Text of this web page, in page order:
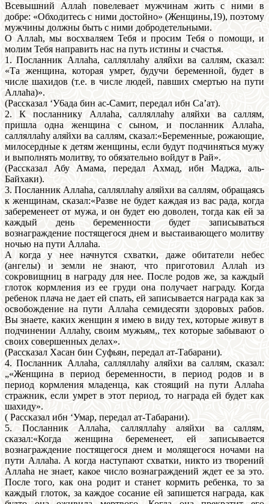
Всевышний Аллаh повелевает мужчинам жить с ними в
добре: «Обходитесь с ними достойно» (Женщины,19), поэтому
мужчины должны быть с ними добродетельными.
О Аллаh, мы восхваляем Тебя и просим Тебя о помощи, и
молим Тебя направить нас на путь истины и счастья.
1. Посланник Аллаhа, салляллаhу аляйхи ва саллям, сказал:
«Та женщина, которая умрет, будучи беременной, будет в
числе шахидов (т.е. в числе людей, павших смертью на пути
Аллаhа)».
(Рассказал ‘У6ада бин ас-Самит, передал ибн Са’ат).
2. К посланнику Аллаhа, салляллаhу аляйхи ва саллям,
пришла одна женщина с сыном, и посланник Аллаhа,
салляллаhу аляйхи ва саллям, сказал:«Беременные, рожающие,
милосердные к детям женщины, если будут подчиняться мужу
и выполнять молитву, то обязательно войдут в Рай».
(Рассказал Абу Амама, передал Ахмад, ибн Маджа, аль-
Байхаки).
3. Посланник Аллаhа, салляллаhу аляйхи ва саллям, обращаясь
к женщинам, сказал:«Разве не будет каждая из вас рада, когда
забеременеет от мужа, и он будет ею доволен, тогда как ей за
каждый день беременности будет записываться
вознаграждение постящегося днем и выстаивающего молитву
ночью на пути Аллаhа.
А когда у нее начнутся схватки, даже обитатели небес
(ангелы) и земли не знают, что приготовил Аллаh из
сокровищниц в награду для нее. После родов же, за каждый
глоток кормления из ее груди она получает награду. Когда
ребенок плача не дает ей спать, ей записывается награда как за
освобождение на пути Аллаhа семидесяти здоровых рабов.
Вы знаете, каких женщин я имею в виду тех, которые живут в
подчинении Аллаhу, своим мужьям,, тех которые забывают о
своих совершенных делах».
(Рассказал Хасан бин Суфьян, передал ат-Табарани).
4. Посланник Аллаhа, салляллаhу аляйхи ва саллям, сказал:
„«Женщина в период беременности, в период родов и в
период кормления младенца, как стоящий на пути Аллаhа
стражник, если умрет в этот период, то награда ей будет как
шахиду».
( Рассказал ибн ‘Умар, передал ат-Табарани).
5. Посланник Аллаhа, салляллаhу аляйхи ва саллям,
сказал:«Когда женщина беременеет, ей записывается
вознаграждение постящегося днем и молящегося ночами на
пути Аллаhа. А когда наступают схватки, никто из творений
Аллаhа не знает, какое число вознаграждений ждет ее за это.
После того, как она родит и станет кормить ребенка, то за
каждый глоток, за каждое сосание ей запишется награда, как